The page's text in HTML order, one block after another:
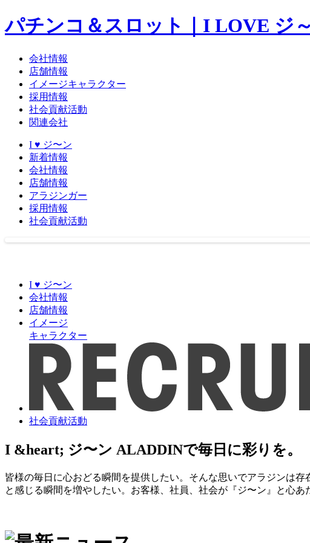
パチンコ＆スロット｜I LOVE ジ
会社情報
店舗情報
イメージキャラクター
採用情報
社会貢献活動
関連会社
I ♥ ジ〜ン
新着情報
会社情報
店舗情報
アラジンガー
採用情報
社会貢献活動
I ♥ ジ〜ン
会社情報
店舗情報
イメージ
キャラクター
社会貢献活動
I &heart; ジ〜ン ALADDINで毎日に彩りを。
皆様の毎日に心おどる瞬間を提供したい。そんな思いでアラジンは
と感じる瞬間を増やしたい。お客様、社員、社会が『ジ〜ン』と心あ